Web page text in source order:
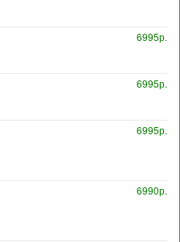
6995р.
6995р.
6995р.
6990р.